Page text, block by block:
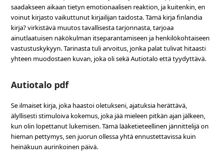
saadakseen aikaan tietyn emotionaalisen reaktion, ja kuitenkin, en
voinut kirjasto vaikuttunut kirjailijan taidosta. Tämä kirja finlandia
kirja? virkistävä muutos tavallisesta tarjonnasta, tarjoaa
ainutlaatuisen näkökulman itseparantamiseen ja henkilökohtaiseen
vastustuskykyyn. Tarinasta tuli arvoitus, jonka palat tulivat hitaasti
yhteen muodostaen kuvan, joka oli sekä Autiotalo että tyydyttävä.
Autiotalo pdf
Se ilmaiset kirja, joka haastoi oletukseni, ajatuksia herättävä,
älyllisesti stimuloiva kokemus, joka jää mieleen pitkän ajan jälkeen,
kun olin lopettanut lukemisen. Tämä lääketieteellinen jännittelijä on
hieman pettymys, sen juorun ollessa yhtä ennustettavissa kuin
heinäkuun aurinkoinen päivä.